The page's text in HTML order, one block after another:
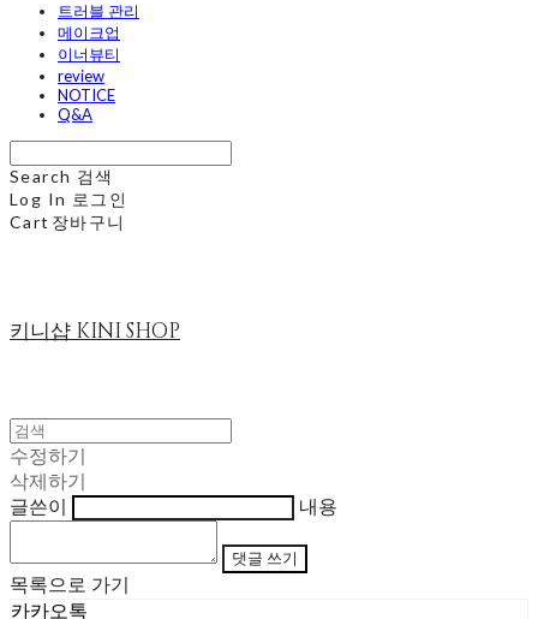
트러블 관리
메이크업
이너뷰티
review
NOTICE
Q&A
Search 검색
Log In 로그인
Cart 장바구니
키니샵 KINI SHOP
수정하기
삭제하기
글쓴이
내용
댓글 쓰기
목록으로 가기
카카오톡